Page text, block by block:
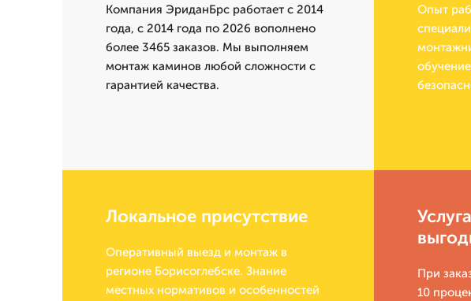
Компания ЭриданБрс работает с 2014
года, с 2014 года по 2026 вополнено
более 3465 заказов. Мы выполняем
монтаж каминов любой сложности с
гарантией качества.
Опыт
Локальное присутствие
Оперативный выезд и монтаж в
регионе Борисоглебске. Знание
местных нормативов и особенностей
При
10